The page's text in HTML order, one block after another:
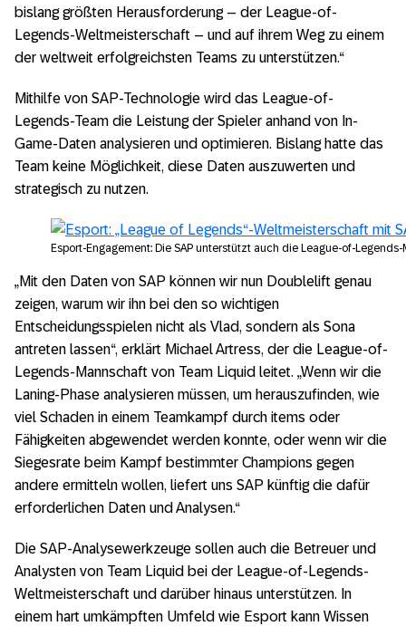
bislang größten Herausforderung – der League-of-
Legends-Weltmeisterschaft – und auf ihrem Weg zu einem
der weltweit erfolgreichsten Teams zu unterstützen.“
Mithilfe von SAP-Technologie wird das League-of-
Legends-Team die Leistung der Spieler anhand von In-
Game-Daten analysieren und optimieren. Bislang hatte das
Team keine Möglichkeit, diese Daten auszuwerten und
strategisch zu nutzen.
Esport-Engagement: Die SAP unterstützt auch die League-of-
„Mit den Daten von SAP können wir nun Doublelift genau
zeigen, warum wir ihn bei den so wichtigen
Entscheidungsspielen nicht als Vlad, sondern als Sona
antreten lassen“, erklärt Michael Artress, der die League-of-
Legends-Mannschaft von Team Liquid leitet. „Wenn wir die
Laning-Phase analysieren müssen, um herauszufinden, wie
viel Schaden in einem Teamkampf durch items oder
Fähigkeiten abgewendet werden konnte, oder wenn wir die
Siegesrate beim Kampf bestimmter Champions gegen
andere ermitteln wollen, liefert uns SAP künftig die dafür
erforderlichen Daten und Analysen.“
Die SAP-Analysewerkzeuge sollen auch die Betreuer und
Analysten von Team Liquid bei der League-of-Legends-
Weltmeisterschaft und darüber hinaus unterstützen. In
einem hart umkämpften Umfeld wie Esport kann Wissen